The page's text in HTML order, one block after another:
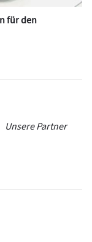
für den
Unsere Partner